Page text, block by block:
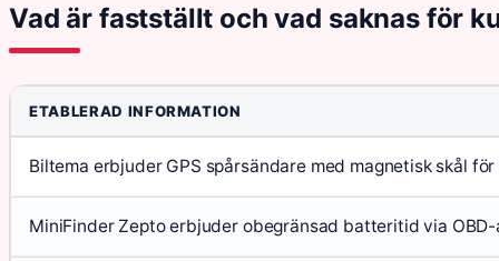
Vad är fastställt och vad saknas för
ETABLERAD INFORMATION
Biltema erbjuder GPS spårsändare med magnetisk skål
MiniFinder Zepto erbjuder obegränsad batteritid via